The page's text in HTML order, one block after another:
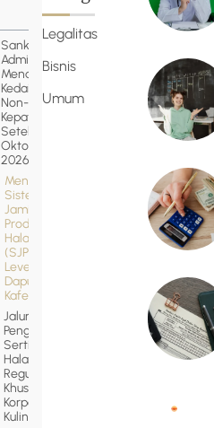
Sanksi
Administratif
Menanti
Kedai Kopi
Non-
Kepatuhan
Setelah
Oktober
2026
Menyusun
Sistem
Jaminan
Produk
Halal
(SJPH) di
Level
Dapur
Kafe
Jalur
Pengurusan
Sertifikasi
Halal
Reguler
Khusus
Korporasi
Kuliner
Legalitas
Bisnis
Umum